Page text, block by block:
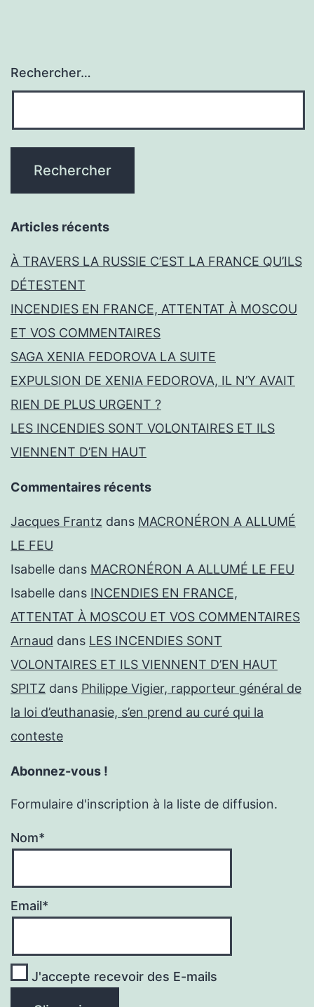
Rechercher…
Articles récents
À TRAVERS LA RUSSIE C’EST LA FRANCE QU’ILS
DÉTESTENT
INCENDIES EN FRANCE, ATTENTAT À MOSCOU
ET VOS COMMENTAIRES
SAGA XENIA FEDOROVA LA SUITE
EXPULSION DE XENIA FEDOROVA, IL N’Y AVAIT
RIEN DE PLUS URGENT ?
LES INCENDIES SONT VOLONTAIRES ET ILS
VIENNENT D’EN HAUT
Commentaires récents
Jacques Frantz dans MACRONÉRON A ALLUMÉ
LE FEU
Isabelle dans MACRONÉRON A ALLUMÉ LE FEU
Isabelle dans INCENDIES EN FRANCE,
ATTENTAT À MOSCOU ET VOS COMMENTAIRES
Arnaud dans LES INCENDIES SONT
VOLONTAIRES ET ILS VIENNENT D’EN HAUT
SPITZ dans Philippe Vigier, rapporteur général de
la loi d’euthanasie, s’en prend au curé qui la
conteste
Abonnez-vous !
Formulaire d'inscription à la liste de diffusion.
Nom*
Email*
J'accepte recevoir des E-mails